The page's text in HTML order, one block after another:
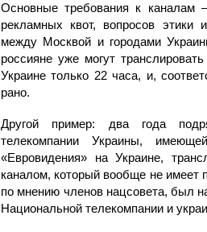
Основные требования к каналам
рекламных квот, вопросов
между Москвой и городами
россияне уже могут
Украине только 22 часа, и,
рано.
Другой пример: два года
телекомпании Украины,
«Евровидения» на Украине,
каналом, который вообще не имеет
по мнению членов нацсовета, был
Национальной телекомпании и